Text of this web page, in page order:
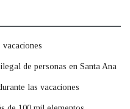
de personas en Santa Ana
las vacaciones